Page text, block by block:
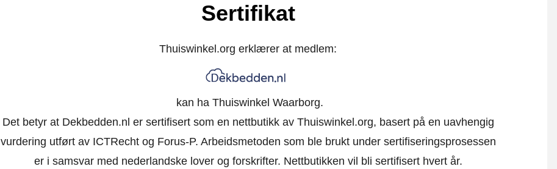
Sertifikat
Thuiswinkel.org erklærer at medlem:
kan ha Thuiswinkel Waarborg.
Det betyr at Dekbedden.nl er sertifisert som en nettbutikk av Thuiswinkel.org, basert på en uavhengig
vurdering utført av ICTRecht og Forus-P. Arbeidsmetoden som ble brukt under sertifiseringsprosessen
er i samsvar med nederlandske lover og forskrifter. Nettbutikken vil bli sertifisert hvert år.